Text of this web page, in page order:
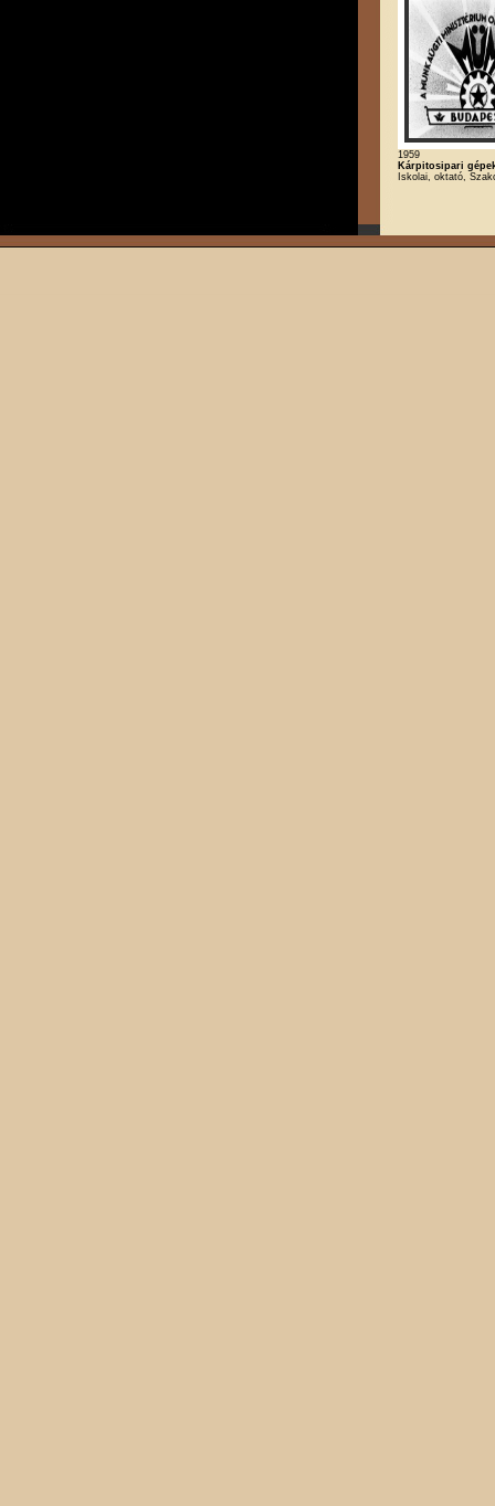
1959
Kárpitosipari
Iskolai, oktató,